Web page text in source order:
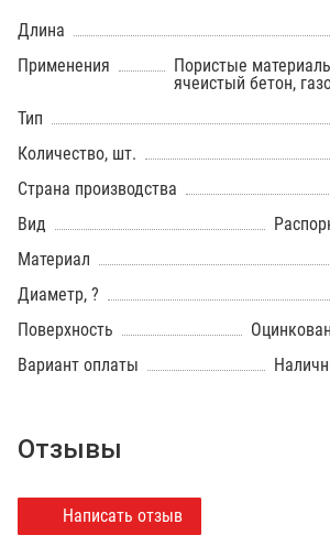
Длина
Применения
Пористые
ячеистый бетон,
Тип
Количество, шт.
Страна производства
Вид
Материал
Диаметр, ?
Поверхность
Вариант оплаты
Отзывы
Написать отзыв